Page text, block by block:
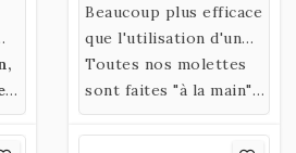
Beaucoup plus efficace
que l'utilisation d'un
couteau de peintre.
Toutes nos molettes
sont faites "à la main",
elles sont donc toutes
différentes.